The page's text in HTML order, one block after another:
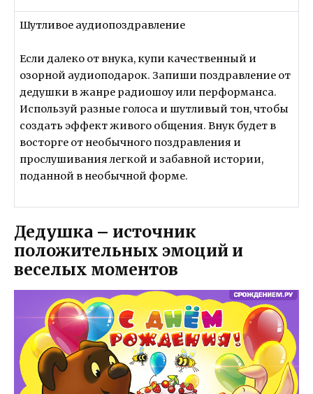
Шутливое аудиопоздравление
Если далеко от внука, купи качественный и
озорной аудиоподарок. Запиши поздравление от
дедушки в жанре радиошоу или перформанса.
Используй разные голоса и шутливый тон, чтобы
создать эффект живого общения. Внук будет в
восторге от необычного поздравления и
прослушивания легкой и забавной истории,
поданной в необычной форме.
Дедушка – источник
положительных эмоций и
веселых моментов